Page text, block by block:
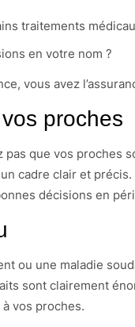
traitements
en votre nom ?
vous avez
proches
pas que vos
cadre clair et
décisions en
ou une maladie
sont clairement
vos proches.